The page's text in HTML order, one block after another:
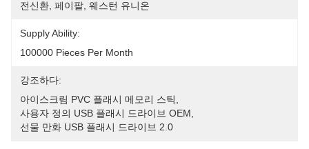
전신환, 페이팔, 웨스턴 유니온
Supply Ability:
100000 Pieces Per Month
강조하다:
아이스크림 PVC 플래시 메모리 스틱
사용자 정의 USB 플래시 드라이브 OEM
선물 만화 USB 플래시 드라이브 2.0